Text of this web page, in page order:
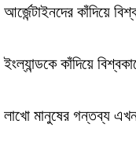
আর্জেন্টাইনদের কাঁদিয়ে
ইংল্যান্ডকে কাঁদিয়ে
লাখো মানুষের গন্তব্য